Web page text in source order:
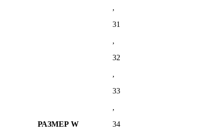
РАЗМЕР W
,
31
,
32
,
33
,
34